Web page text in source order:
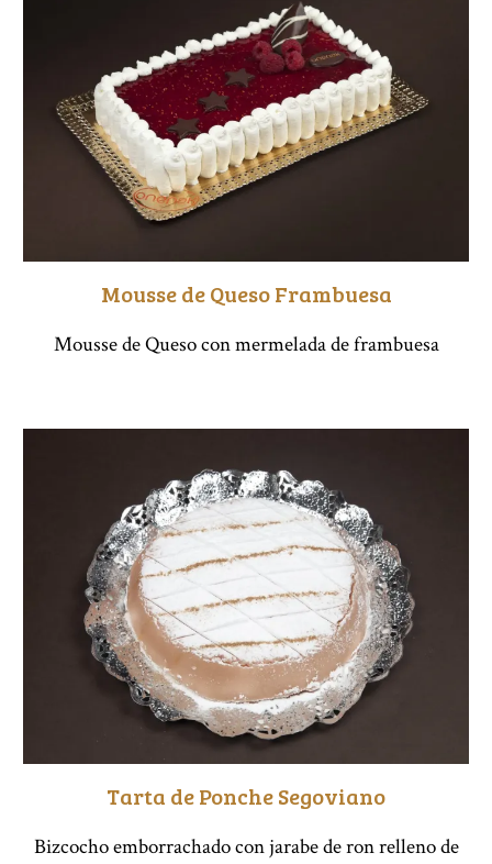
Mousse de Queso Frambuesa
Mousse de Queso con mermelada de frambuesa
Tarta de Ponche Segoviano
Bizcocho emborrachado con jarabe de ron relleno de